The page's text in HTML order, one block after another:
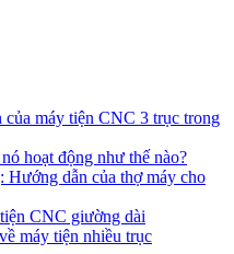
máy tiện CNC 3 trục trong
hoạt động như thế nào?
dẫn của thợ máy cho
CNC giường dài
máy tiện nhiều trục